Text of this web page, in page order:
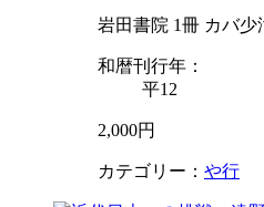
岩田書院 1冊 カバ少
和暦刊行年：
平12
2,000円
カテゴリー： や行